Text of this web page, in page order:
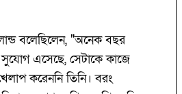
বলেছিলেন, "অনেক বছর
এসেছে, সেটাকে কাজে
করেননি তিনি। বরং